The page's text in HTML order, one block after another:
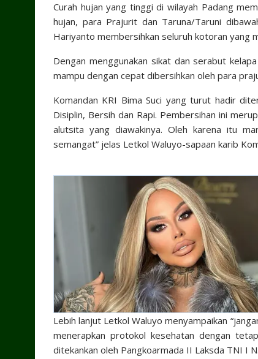
Curah hujan yang tinggi di wilayah Padang
hujan, para Prajurit dan Taruna/Taruni
Hariyanto membersihkan seluruh kotoran yang
Dengan menggunakan sikat dan serabut
mampu dengan cepat dibersihkan oleh para
Komandan KRI Bima Suci yang turut hadir
Disiplin, Bersih dan Rapi. Pembersihan ini
alutsita yang diawakinya. Oleh karena itu
semangat” jelas Letkol Waluyo-sapaan karib
Lebih lanjut Letkol Waluyo menyampaikan
menerapkan protokol kesehatan dengan
ditekankan oleh Pangkoarmada II Laksda TNI I